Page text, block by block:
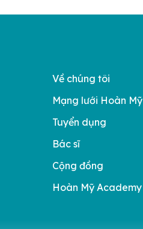
Về chúng tôi
Mạng lưới Hoàn Mỹ
Tuyển dụng
Bác sĩ
Cộng đồng
Hoàn Mỹ Academy